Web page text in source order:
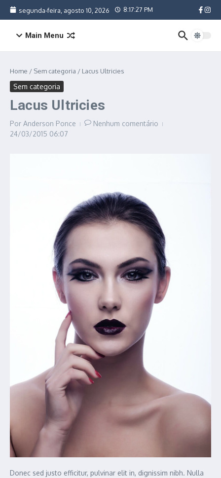
Ir para o conteúdo
segunda-feira, agosto 10, 2026 8:17:28 PM
Main Menu
Home / Sem categoria / Lacus Ultricies
Sem categoria
Lacus Ultricies
Por Anderson Ponce
Nenhum comentário
24/03/2015 06:07
Donec sed justo efficitur, pulvinar elit in, dignissim nibh. Nulla